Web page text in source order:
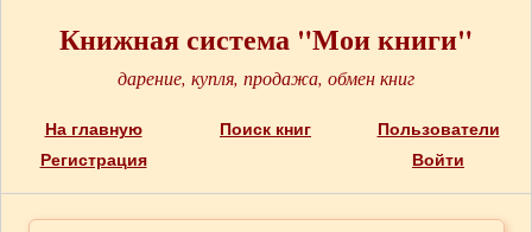
Книжная система "Мои книги"
дарение, купля, продажа, обмен книг
На главную Поиск книг
Пользователи
Регистрация
Войти